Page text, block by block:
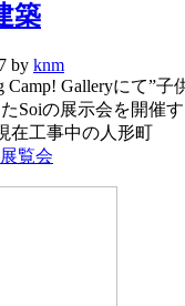
築
by knm
Camp! Galleryにて”子
Soiの展示会を開催
在工事中の人形町
展覧会